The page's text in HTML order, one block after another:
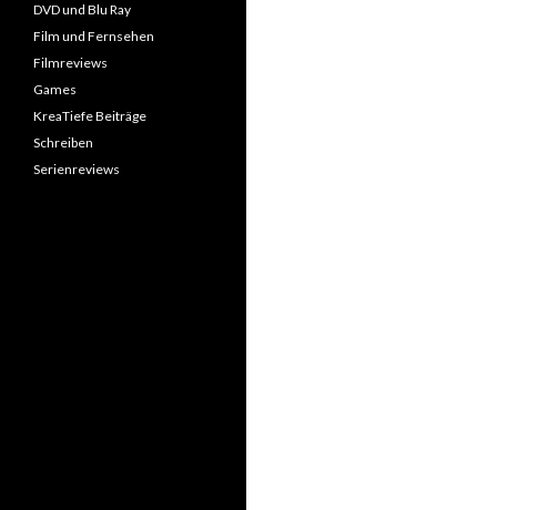
DVD und Blu Ray
Film und Fernsehen
Filmreviews
Games
KreaTiefe Beiträge
Schreiben
Serienreviews